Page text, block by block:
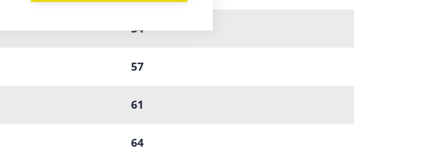
54
57
61
64